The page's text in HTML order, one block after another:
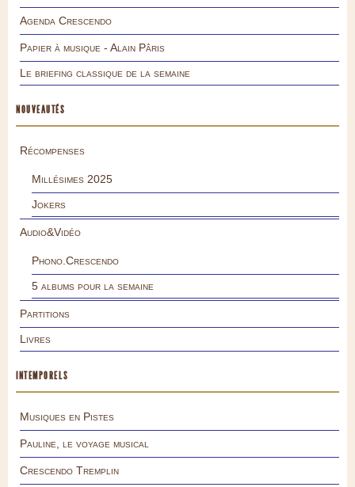
Agenda Crescendo
Papier à musique - Alain Pâris
Le briefing classique de la semaine
NOUVEAUTÉS
Récompenses
Millésimes 2025
Jokers
Audio&Vidéo
Phono.Crescendo
5 albums pour la semaine
Partitions
Livres
INTEMPORELS
Musiques en Pistes
Pauline, le voyage musical
Crescendo Tremplin